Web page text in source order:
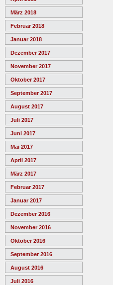
März 2018
Februar 2018
Januar 2018
Dezember 2017
November 2017
Oktober 2017
September 2017
August 2017
Juli 2017
Juni 2017
Mai 2017
April 2017
März 2017
Februar 2017
Januar 2017
Dezember 2016
November 2016
Oktober 2016
September 2016
August 2016
Juli 2016